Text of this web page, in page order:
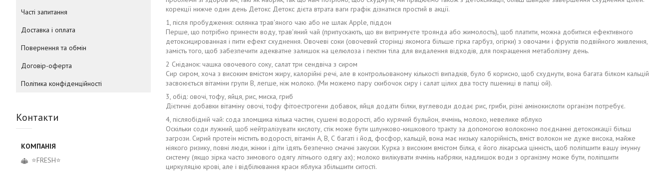
корекції нижче один день Детокс Детокс дієта втрата ваги графік дізнатися простий в акції.
1, після пробудження: склянка трав'яного чаю або не шлак Apple, піддон
Перше, що потрібно принести воду, трав'яний чай (припускають, що ви витримуєте троянда або жимолость), щоб платити, можна добитися ефективного
детоксицированная і пити ефект схуднення. Овочеві соки (овочевий сторінці якомога більше гірка гарбуз, огірки) з овочами і фруктів подвійного живлення,
замість того, щоб забезпечити адекватне залишок на целюлоза і пектин тіла для видалення відходів, для покращення метаболізму день.
2 Сніданок: чашка овочевого соку, салат три сендвіча з сиром
Сир сиром, хоча з високим вмістом жиру, калорійні речі, але в контрольованому кількості випадків, було б корисно, щоб схуднути, вона багата білком кальцій
засвоюється вітаміни групи В, легше, ніж молоко. (Ми можемо пару скибочок сиру і салат цілих два тосту пшениці в папці ой).
3, обід: овочі, тофу, яйця, рис, миска, гриб
Дієтичні добавки вітаміну овочі, тофу фітоестрогени добавок, яйця додати білки, вуглеводи додає рис, гриби, різні амінокислоти організм потребує.
4, післяобідній чай: сода зломщика кілька частин, сушені водорості, або курячий бульйон, ячмінь, молоко, невелике яблуко
Оскільки соди лужний, щоб нейтралізувати кислоту, стік може бути шлунково-кишкового тракту за допомогою волоконно поєднанні детоксикації більш
загрози. Сирий протеїн містить водорості, вітамін А, В, С багаті і йод, фосфор, кальцій, вона має низьку калорійність, вміст волокон не дуже висока, майже
ніякого ризику, повні люди, жінки і діти їдять безпечно смачні закуски. Курка з високим вмістом білка, є його лікарська цінність, щоб поліпшити вашу імунну
систему (якщо зірка часто зимового одягу літнього одягу ах); молоко вилікувати ячмінь набряки, надлишок води з організму може бути, поліпшити
циркуляцію крові, але і відбілювання краси яблука збільшити ситості.
Часті запитання
Доставка і оплата
Повернення та обмін
Договір-оферта
Політика конфіденційності
Контакти
⭐FRESH⭐